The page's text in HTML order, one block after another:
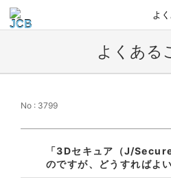
よ
よくある
No : 3799
「3Dセキュア（J/
のですが、どうすればよ